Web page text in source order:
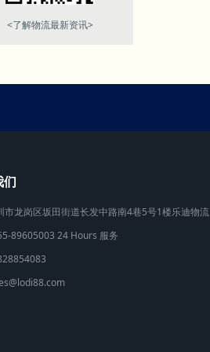
<了解物流最新资讯>
们
市龙岗区坂田街道长发中路南4巷5号1楼乐迪物流
89605003 24 Hours 服务